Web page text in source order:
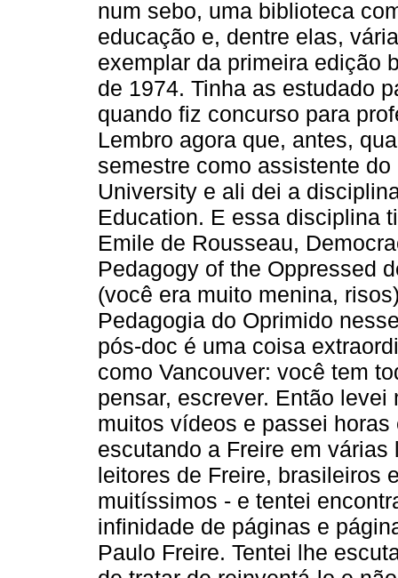
num sebo, uma biblioteca
educação e, dentre elas,
exemplar da primeira edição
de 1974. Tinha as estudado
quando fiz concurso para
Lembro agora que, antes,
semestre como assistente
University e ali dei a
Education. E essa disciplina
Emile de Rousseau,
Pedagogy of the Oppressed
(você era muito menina,
Pedagogia do Oprimido
pós-doc é uma coisa
como Vancouver: você tem
pensar, escrever. Então
muitos vídeos e passei
escutando a Freire em
leitores de Freire, brasileiros
muitíssimos - e tentei
infinidade de páginas e
Paulo Freire. Tentei lhe